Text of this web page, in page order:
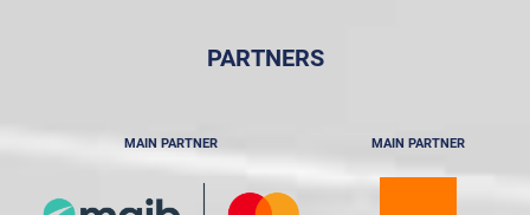
PARTNERS
MAIN PARTNER MAIN PARTNER